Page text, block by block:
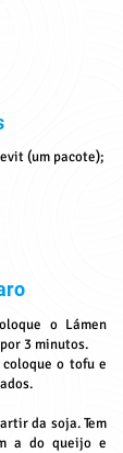
(um pacote);
o Lámen
3 minutos.
o tofu e
da soja. Tem
a do queijo e